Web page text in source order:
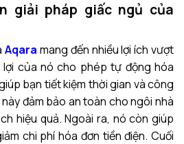
giải pháp giấc ngủ của
Aqara mang đến nhiều lợi ích vượt
của nó cho phép tự động hóa
bạn tiết kiệm thời gian và công
đảm bảo an toàn cho ngôi nhà
hiệu quả. Ngoài ra, nó còn giúp
chi phí hóa đơn tiền điện. Cuối